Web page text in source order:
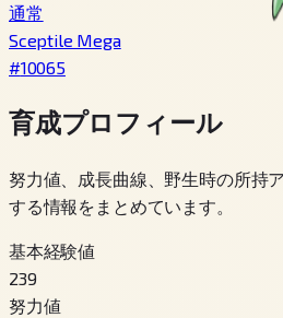
通常
Sceptile Mega
#10065
育成プロフィール
努力値、成長曲線、野生時の所持
する情報をまとめています。
基本経験値
239
努力値